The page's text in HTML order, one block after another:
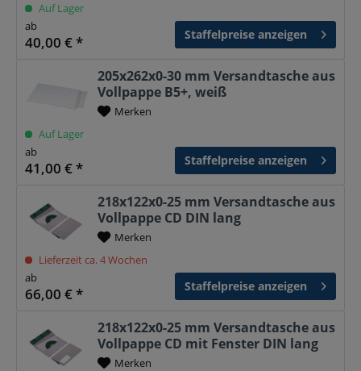
Auf Lager
ab
40,00 € * Staffelpreise anzeigen
205x262x0-30 mm Versandtasche aus
Vollpappe B5+, weiß
Merken
Auf Lager
ab
41,00 € * Staffelpreise anzeigen
218x122x0-25 mm Versandtasche aus
Vollpappe CD DIN lang
Merken
Lieferzeit ca. 4 Wochen
ab
66,00 € * Staffelpreise anzeigen
218x122x0-25 mm Versandtasche aus
Vollpappe CD mit Fenster DIN lang
Merken